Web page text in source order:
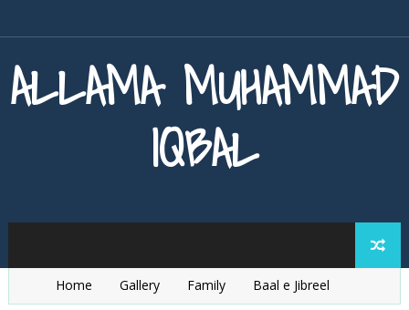
ALLAMA MUHAMMAD
IQBAL
Home Gallery Family
Baal e Jibreel